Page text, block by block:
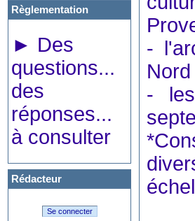
Règlementation
► Des
questions...
des
réponses...
à consulter
Rédacteur
-
-